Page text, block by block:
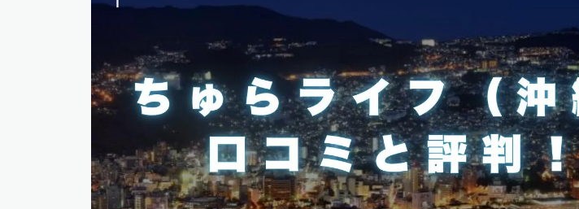
関東地方の消費者金融 12
中部地方の消費者金融 9
近畿地方の消費者金融 28
中国地方・四国地方の消費者金
九州地方の消費者金融 34